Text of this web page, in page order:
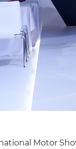
Motor